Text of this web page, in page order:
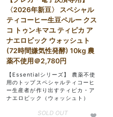
〈2026年新豆〉 スペシャル
ティコーヒー生豆ペルー クス
コ トゥンキマユ ティピカ ア
ナエロビック ウォッシュト
(72時間嫌気性発酵) 10kg 農
薬不使用＠2,780円
【Essentialシリーズ】 農薬不使
用のトップスペシャルティコーヒ
ー生産者が作り出すティピカ・ア
ナエロビック（ウォッシュト）
SOLD OUT